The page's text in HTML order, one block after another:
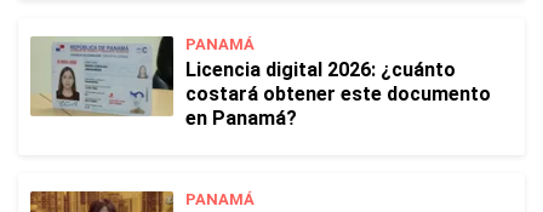
PANAMÁ
Licencia digital 2026: ¿cuánto
costará obtener este documento
en Panamá?
PANAMÁ